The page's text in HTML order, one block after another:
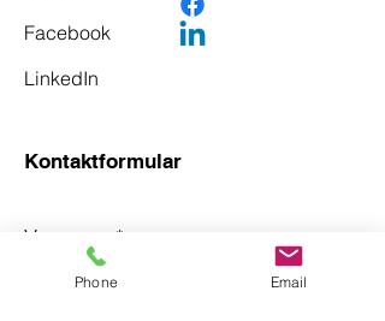
Facebook
LinkedIn
Kontaktformular
Vorname *
Phone Email